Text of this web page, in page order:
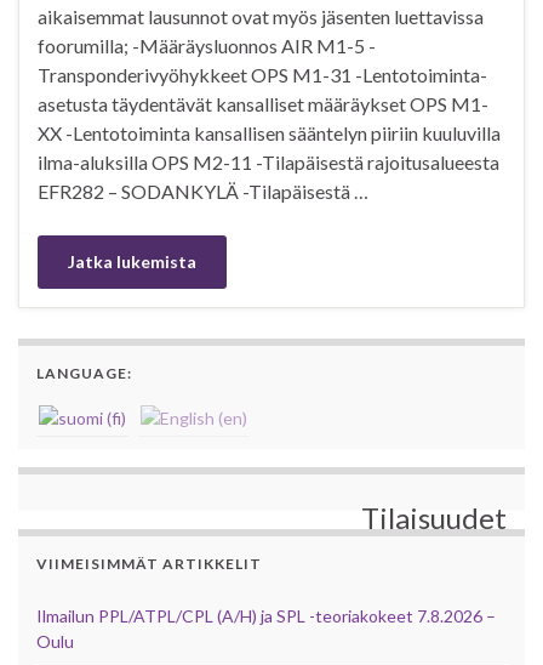
aikaisemmat lausunnot ovat myös jäsenten luettavissa
foorumilla; -Määräysluonnos AIR M1-5 -
Transponderivyöhykkeet OPS M1-31 -Lentotoiminta-
asetusta täydentävät kansalliset määräykset OPS M1-
XX -Lentotoiminta kansallisen sääntelyn piiriin kuuluvilla
ilma-aluksilla OPS M2-11 -Tilapäisestä rajoitusalueesta
EFR282 – SODANKYLÄ -Tilapäisestä …
Jatka lukemista
LANGUAGE:
Tilaisuudet
VIIMEISIMMÄT ARTIKKELIT
Ilmailun PPL/ATPL/CPL (A/H) ja SPL -teoriakokeet 7.8.2026 –
Oulu